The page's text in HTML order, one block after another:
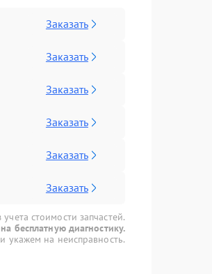
Заказать
Заказать
Заказать
Заказать
Заказать
Заказать
стоимости запчастей.
бесплатную диагностику.
укажем на неисправность.